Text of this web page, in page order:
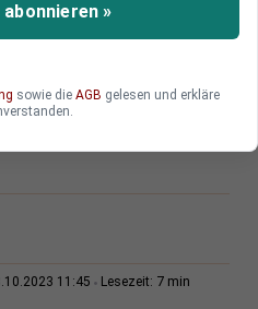
des Medienkonsums
Während erste Länder
sogar noch weiter
11:45 Lesezeit: 7 min
»
sowie die AGB gelesen und erkläre